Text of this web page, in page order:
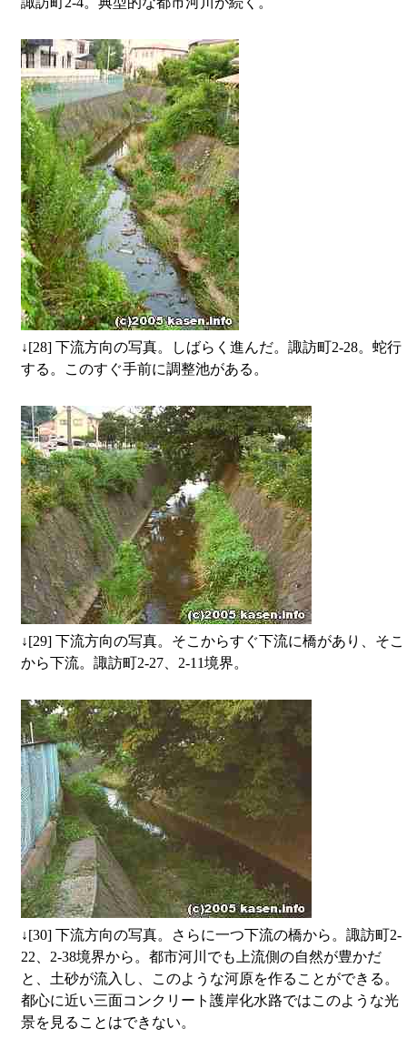
↓[28] 下流方向の写真。しばらく進んだ。諏訪町2-28。蛇行
する。このすぐ手前に調整池がある。
↓[29] 下流方向の写真。そこからすぐ下流に橋があり、そこ
から下流。諏訪町2-27、2-11境界。
↓[30] 下流方向の写真。さらに一つ下流の橋から。諏訪町2-
22、2-38境界から。都市河川でも上流側の自然が豊かだ
と、土砂が流入し、このような河原を作ることができる。
都心に近い三面コンクリート護岸化水路ではこのような光
景を見ることはできない。